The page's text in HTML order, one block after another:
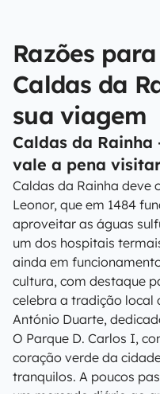
Razões
Caldas da
sua viagem
Caldas da
vale a pena
Caldas da Rainha deve
Leonor, que em 1484
aproveitar as águas
um dos hospitais
ainda em
cultura, com destaque
celebra a tradição local
António Duarte,
O Parque D. Carlos I,
coração verde da
tranquilos. A poucos